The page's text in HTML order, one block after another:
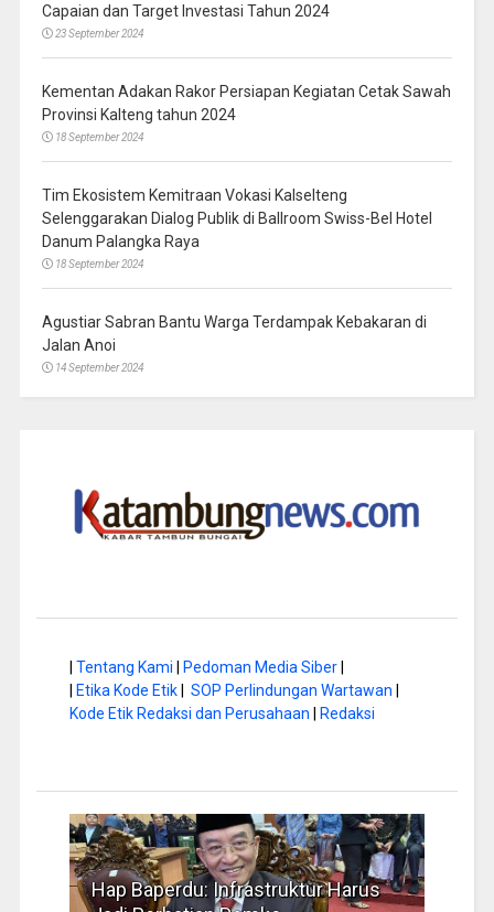
Capaian dan Target Investasi Tahun 2024
23 September 2024
Kementan Adakan Rakor Persiapan Kegiatan Cetak Sawah
Provinsi Kalteng tahun 2024
18 September 2024
Tim Ekosistem Kemitraan Vokasi Kalselteng
Selenggarakan Dialog Publik di Ballroom Swiss-Bel Hotel
Danum Palangka Raya
18 September 2024
Agustiar Sabran Bantu Warga Terdampak Kebakaran di
Jalan Anoi
14 September 2024
Tentang Kami Pedoman Media Siber|
Etika Kode Etik| SOP Perlindungan Wartawan
Kode Etik Redaksi dan Perusahaan
Redaksi
Hap Baperdu: Infrastruktur Harus